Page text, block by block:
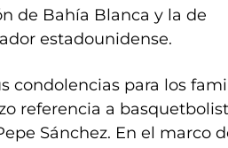
de Bahía Blanca y la de
estadounidense.
condolencias para los
referencia a
Sánchez. En el marco